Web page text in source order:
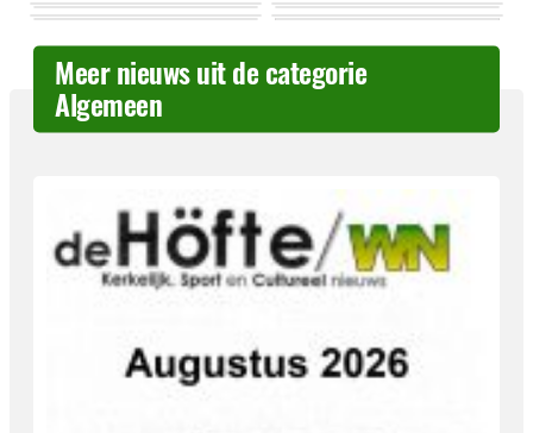
Meer nieuws uit de categorie
Algemeen